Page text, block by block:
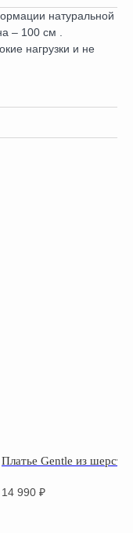
натуральной
– 100 см .
нагрузки и не
Платье Gentle из шерсти
14 990 ₽